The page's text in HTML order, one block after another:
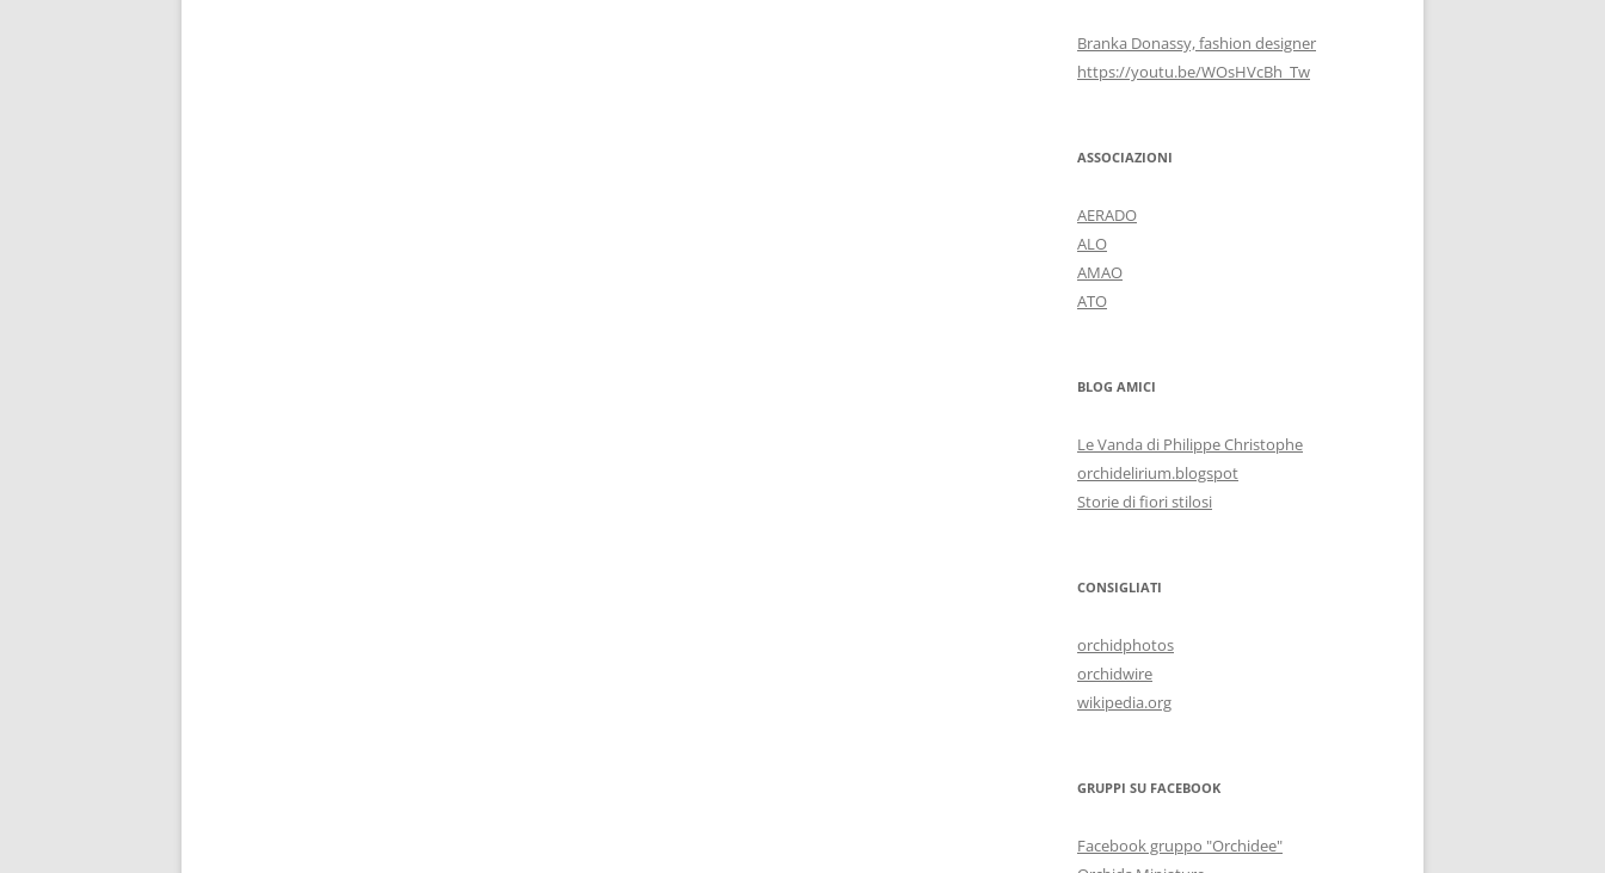
Branka Donassy, fashion designer
https://youtu.be/WOsHVcBh_Tw
ASSOCIAZIONI
AERADO
ALO
AMAO
ATO
BLOG AMICI
Le Vanda di Philippe Christophe
orchidelirium.blogspot
Storie di fiori stilosi
CONSIGLIATI
orchidphotos
orchidwire
wikipedia.org
GRUPPI SU FACEBOOK
Facebook gruppo "Orchidee"